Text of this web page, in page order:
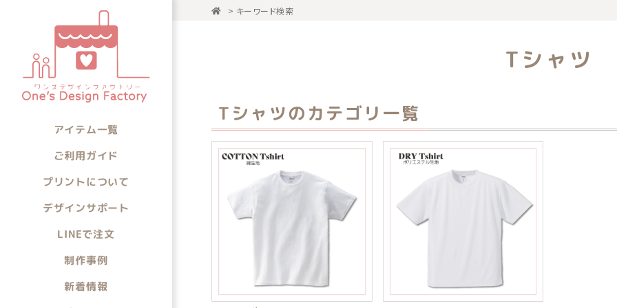
アイテム一覧
ご利用ガイド
プリントについて
デザインサポート
LINEで注文
制作事例
新着情報
> キーワード検索
Tシャツ
Tシャツのカテゴリ一覧